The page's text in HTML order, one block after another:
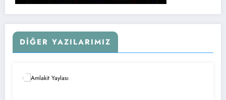
DIĞER YAZILARIMIZ